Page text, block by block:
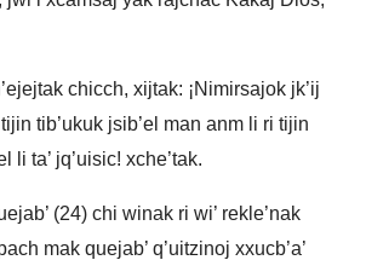
chicch, xijtak: ¡Nimirsajok jk’ij
tib’ukuk jsib’el man anm li ri tijin
li ta’ jq’uisic! xche’tak.
(24) chi winak ri wi’ rekle’nak
mak quejab’ q’uitzinoj xxucb’a’